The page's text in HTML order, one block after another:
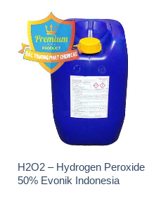
H2O2 – Hydrogen Peroxide
50% Evonik Indonesia